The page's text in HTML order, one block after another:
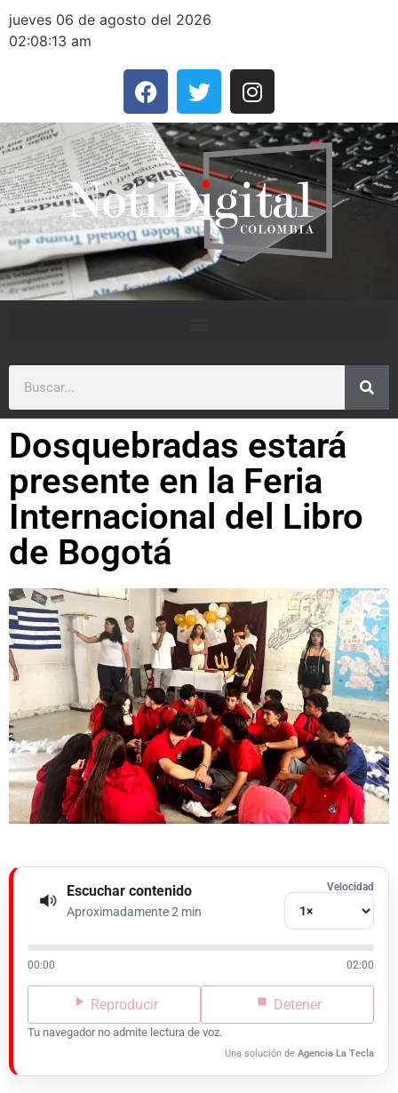
jueves 06 de agosto del 2026
02:08:13 am
Dosquebradas estará
presente en la Feria
Internacional del Libro
de Bogotá
Escuchar contenido
Aproximadamente 2 min
Velocidad
00:00 02:00
Reproducir Detener
Tu navegador no admite lectura de voz.
Una solución de Agencia La Tecla